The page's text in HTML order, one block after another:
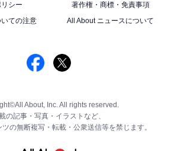
シー
著作権・商標・免責事項
ての注意
All About ニュースについて
About, Inc. All rights reserved.
の記事・写真・イラストなど、
の無断複写・転載・公衆送信等を禁じます。